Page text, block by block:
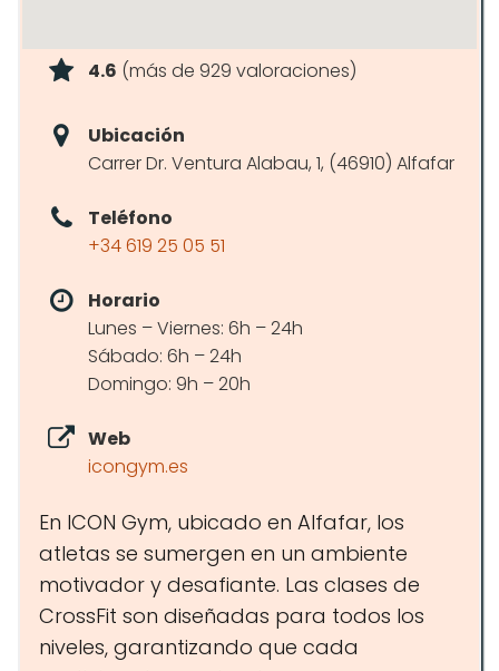
4.6 (más de 929 valoraciones)
Ubicación
Carrer Dr. Ventura Alabau, 1, (46910) Alfafar
Teléfono
+34 619 25 05 51
Horario
Lunes – Viernes: 6h – 24h
Sábado: 6h – 24h
Domingo: 9h – 20h
Web
icongym.es
En ICON Gym, ubicado en Alfafar, los
atletas se sumergen en un ambiente
motivador y desafiante. Las clases de
CrossFit son diseñadas para todos los
niveles, garantizando que cada